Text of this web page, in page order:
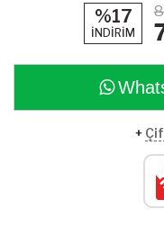
%17
İNDİRİM
+